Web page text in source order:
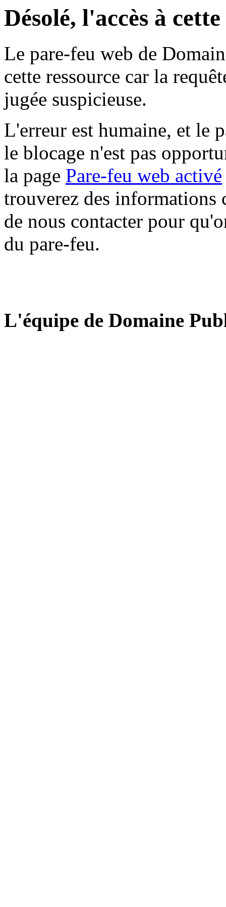
Désolé, l'accès à
Le pare-feu web de
cette ressource car la
jugée suspicieuse.
L'erreur est humaine, et le
le blocage n'est pas
la page Pare-feu web activé
trouverez des informations
de nous contacter pour
du pare-feu.
L'équipe de Domaine